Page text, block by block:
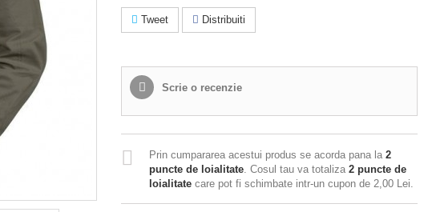
Tweet Distribuiti
Scrie o recenzie
Prin cumpararea acestui produs se acorda pana la 2
puncte de loialitate. Cosul tau va totaliza 2 puncte de
loialitate care pot fi schimbate intr-un cupon de 2,00 Lei.